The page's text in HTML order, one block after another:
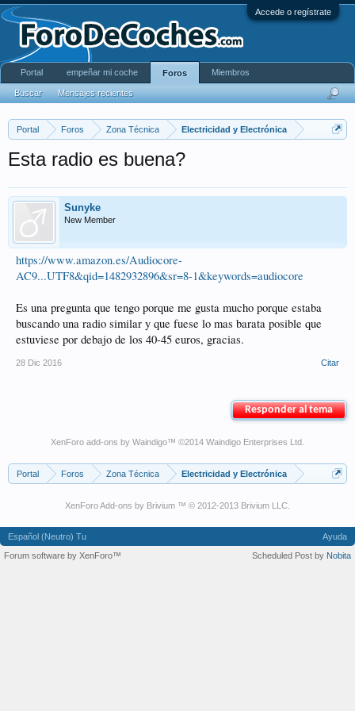
Accede o regístrate
Portal Foros Zona Técnica Electricidad y Electrónica
Esta radio es buena?
Sunyke
New Member
https://www.amazon.es/Audiocore-
AC9...UTF8&qid=1482932896&sr=8-1&keywords=audiocore
Es una pregunta que tengo porque me gusta mucho porque estaba
buscando una radio similar y que fuese lo mas barata posible que
estuviese por debajo de los 40-45 euros, gracias.
28 Dic 2016 Citar
Responder al tema
XenForo add-ons by Waindigo™ ©2014 Waindigo Enterprises Ltd
Portal Foros Zona Técnica Electricidad y Electrónica
XenForo Add-ons by Brivium ™ © 2012-2013 Brivium LLC.
Portal empeñar mi coche Foros
Buscar Mensajes recientes
Miembros
Español (Neutro) Tu
Ayuda
Forum software by XenForo™
Scheduled Post by Nobita